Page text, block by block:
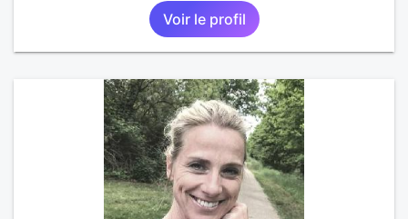
Voir le profil